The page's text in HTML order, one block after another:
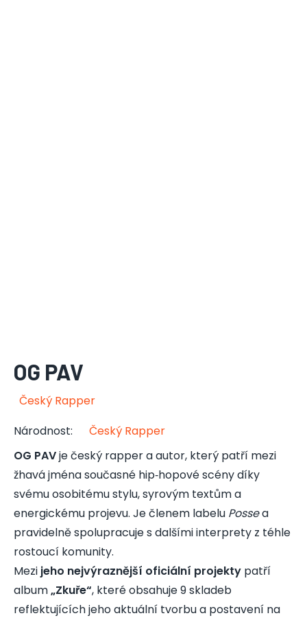
OG PAV
Český Rapper
Národnost:
Český Rapper
OG PAVje český rapper a autor, který patří mezi
žhavá jména současné hip‑hopové scény díky
svému osobitému stylu, syrovým textům a
energickému projevu. Je členem labelu Possea
pravidelně spolupracuje s dalšími interprety z téhle
rostoucí komunity.
Mezi jeho nejvýraznější oficiální projekty patří
album„Zkuře“, které obsahuje 9 skladeb
reflektujících jeho aktuální tvorbu a postavení na